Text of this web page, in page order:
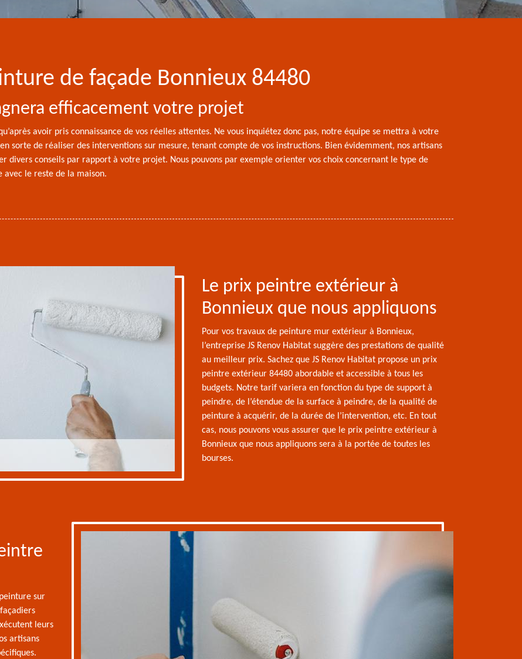
de façade Bonnieux 84480
efficacement votre projet
avoir pris connaissance de vos réelles attentes. Ne vous inquiétez donc pas, notre équipe se mettra à votre
sorte de réaliser des interventions sur mesure, tenant compte de vos instructions. Bien évidemment, nos artisans
divers conseils par rapport à votre projet. Nous pouvons par exemple orienter vos choix concernant le type de
le reste de la maison.
Le prix peintre extérieur à
Bonnieux que nous appliquons
Pour vos travaux de peinture mur extérieur à Bonnieux,
l’entreprise JS Renov Habitat suggère des prestations de qualité
au meilleur prix. Sachez que JS Renov Habitat propose un prix
peintre extérieur 84480 abordable et accessible à tous les
budgets. Notre tarif variera en fonction du type de support à
peindre, de l’étendue de la surface à peindre, de la qualité de
peinture à acquérir, de la durée de l’intervention, etc. En tout
cas, nous pouvons vous assurer que le prix peintre extérieur à
Bonnieux que nous appliquons sera à la portée de toutes les
bourses.
sur
leurs
artisans